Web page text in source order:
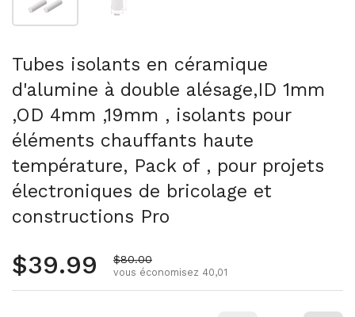
Tubes isolants en céramique
d'alumine à double alésage,ID 1mm
,OD 4mm ,19mm , isolants pour
éléments chauffants haute
température, Pack of , pour projets
électroniques de bricolage et
constructions Pro
Prix régulier
$39.99 Prix de vente
$80.00
vous économisez 40,01